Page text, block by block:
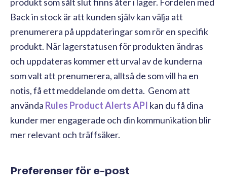
Back in stock är att kunden själv kan välja att
prenumerera på uppdateringar som rör en specifik
produkt. När lagerstatusen för produkten ändras
och uppdateras kommer ett urval av de kunderna
som valt att prenumerera, alltså de som vill ha en
notis, få ett meddelande om detta. Genom att
använda Rules Product Alerts API kan du få dina
kunder mer engagerade och din kommunikation blir
mer relevant och träffsäker.
Preferenser för e-post